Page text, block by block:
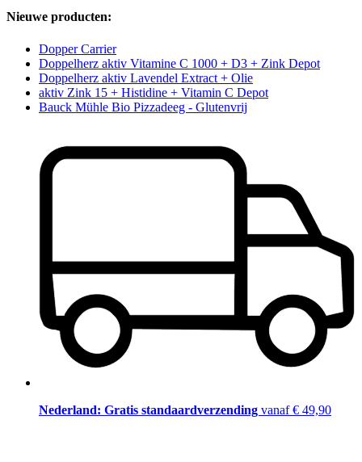
Nieuwe producten:
Dopper Carrier
Doppelherz aktiv Vitamine C 1000 + D3 + Zink Depot
Doppelherz aktiv Lavendel Extract + Olie
aktiv Zink 15 + Histidine + Vitamin C Depot
Bauck Mühle Bio Pizzadeeg - Glutenvrij
Nederland: Gratis standaardverzending vanaf € 49,90